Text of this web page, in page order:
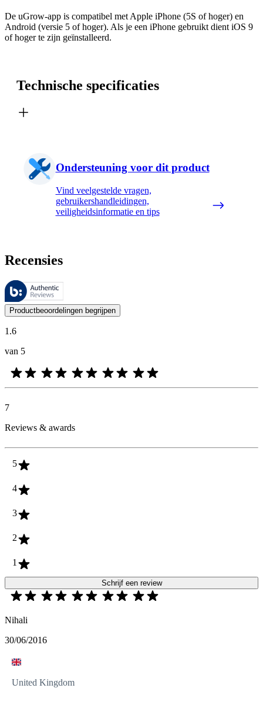
De uGrow-app is compatibel met Apple iPhone (5S of hoger) en
Android (versie 5 of hoger). Als je een iPhone gebruikt dient iOS 9
of hoger te zijn geïnstalleerd.
Technische specificaties
Ondersteuning voor dit product
Vind veelgestelde vragen,
gebruikershandleidingen,
veiligheidsinformatie en tips
Recensies
Deze beoordelingen worden beheerd door Bazaarvoice en voldoen
De mening van onze klanten is nuttig voor iedereen, of het nu een
Productbeoordelingen begrijpen
1.6
van 5
7
Reviews & awards
5
4
3
2
1
Schrijf een review
Nihali
30/06/2016
United Kingdom